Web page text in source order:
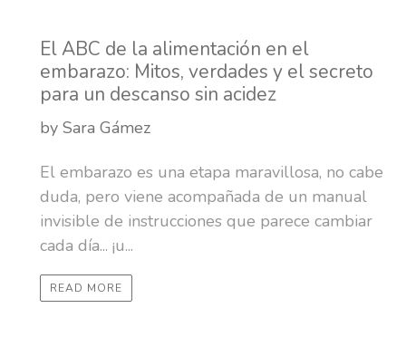
El ABC de la alimentación en el
embarazo: Mitos, verdades y el secreto
para un descanso sin acidez
by Sara Gámez
El embarazo es una etapa maravillosa, no cabe
duda, pero viene acompañada de un manual
invisible de instrucciones que parece cambiar
cada día... ¡u...
READ MORE